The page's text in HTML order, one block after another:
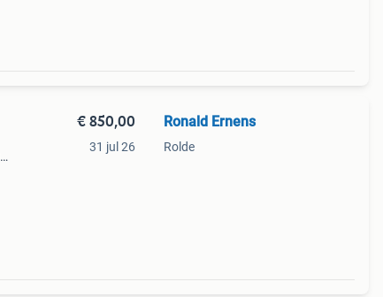
€ 850,00
31 jul 26
Ronald Ernens
Rolde